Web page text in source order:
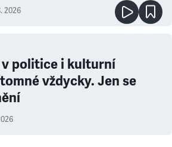
2026
politice i kulturní
vždycky. Jen se